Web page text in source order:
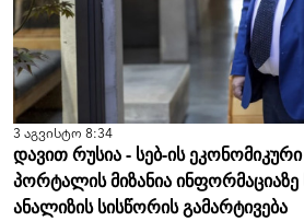
3 აგვისტო 8:34
დავით რუსია - სებ-ის
პორტალის მიზანია
ანალიზის სისწორის გამარტივება